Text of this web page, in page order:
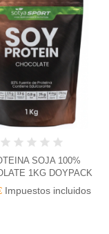
SOJA 100%
1KG DOYPACK
Impuestos incluidos